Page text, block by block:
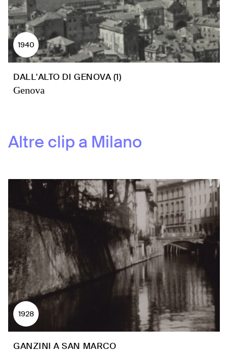
1940
DALL'ALTO DI GENOVA (1)
Genova
Altre clip a Milano
1928
GANZINI A SAN MARCO